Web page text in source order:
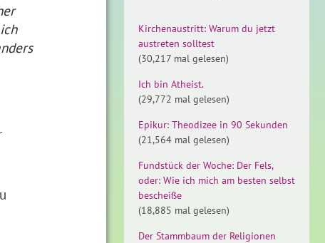
Kirchenaustritt: Warum du jetzt
austreten solltest
(30,217 mal gelesen)
Ich bin Atheist.
(29,772 mal gelesen)
Epikur: Theodizee in 90 Sekunden
(21,564 mal gelesen)
Fundstück der Woche: Der Fels,
oder: Wie ich mich am besten selbst
bescheiße
(18,885 mal gelesen)
Der Stammbaum der Religionen